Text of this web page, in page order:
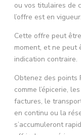
ou vos titulaires de
l’offre est en vigueur.
Cette offre peut
moment, et ne peut
indication contraire.
Obtenez des points
comme l’épicerie,
factures, le
en continu ou la
s’accumuleront